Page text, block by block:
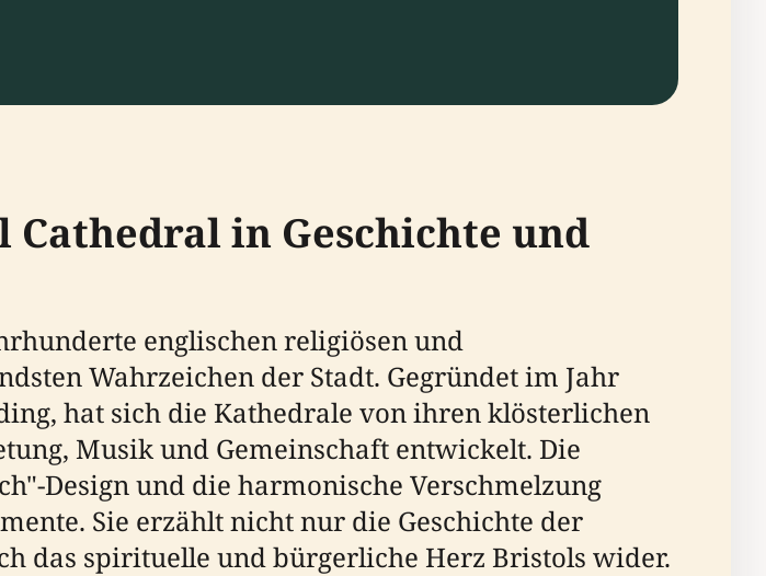
Cathedral in Geschichte und
englischen religiösen und
Wahrzeichen der Stadt. Gegründet im Jahr
hat sich die Kathedrale von ihren klösterlichen
Musik und Gemeinschaft entwickelt. Die
Design und die harmonische Verschmelzung
Sie erzählt nicht nur die Geschichte der
das spirituelle und bürgerliche Herz Bristols wider.